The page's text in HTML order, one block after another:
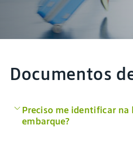
Documentos
Preciso me identificar na
embarque?